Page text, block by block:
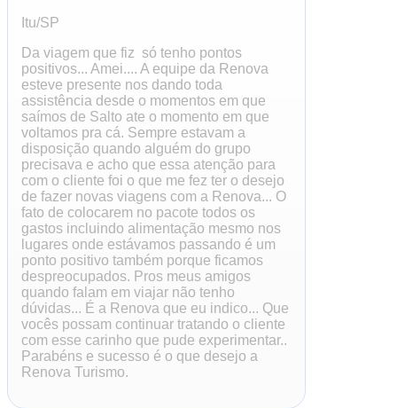
Itu/SP
Da viagem que fiz só tenho pontos
positivos... Amei.... A equipe da Renova
esteve presente nos dando toda
assistência desde o momentos em que
saímos de Salto ate o momento em que
voltamos pra cá. Sempre estavam a
disposição quando alguém do grupo
precisava e acho que essa atenção para
com o cliente foi o que me fez ter o desejo
de fazer novas viagens com a Renova... O
fato de colocarem no pacote todos os
gastos incluindo alimentação mesmo nos
lugares onde estávamos passando é um
ponto positivo também porque ficamos
despreocupados. Pros meus amigos
quando falam em viajar não tenho
dúvidas... É a Renova que eu indico... Que
vocês possam continuar tratando o cliente
com esse carinho que pude experimentar..
Parabéns e sucesso é o que desejo a
Renova Turismo.